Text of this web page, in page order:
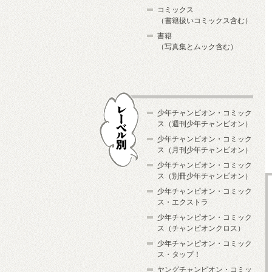
コミックス
（書籍扱いコミックス含む）
書籍
（写真集とムック含む）
少年チャンピオン・コミック
ス（週刊少年チャンピオン）
少年チャンピオン・コミック
ス（月刊少年チャンピオン）
少年チャンピオン・コミック
ス（別冊少年チャンピオン）
少年チャンピオン・コミック
ス・エクストラ
少年チャンピオン・コミック
ス（チャンピオンクロス）
少年チャンピオン・コミック
ス・タップ！
ヤングチャンピオン・コミッ